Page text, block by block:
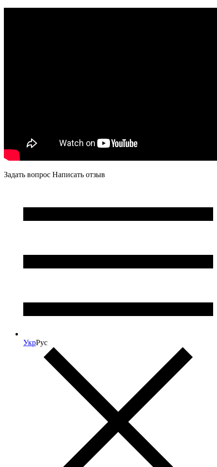
Задать вопрос Написать отзыв
УкрРус